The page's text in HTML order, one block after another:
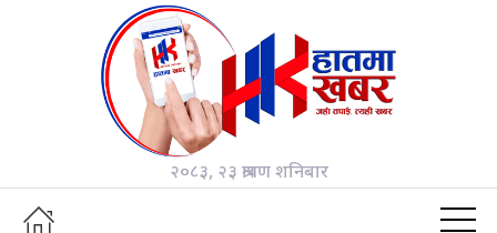
२०८३, २३ श्रावण शनिबार